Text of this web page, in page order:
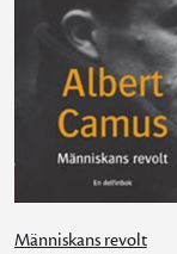
Människans revolt